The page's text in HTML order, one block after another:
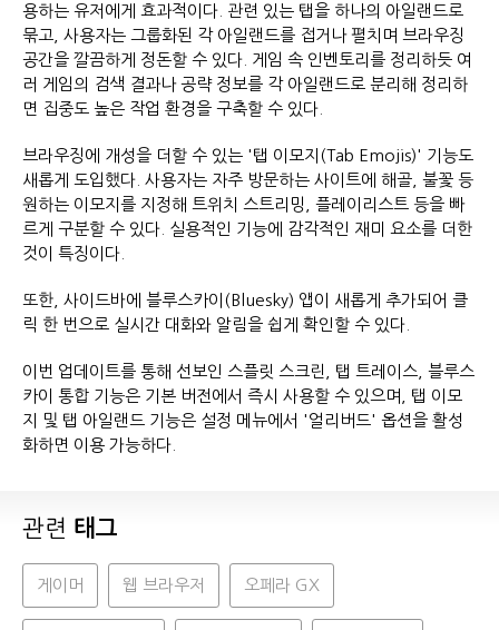
용하는 유저에게 효과적이다. 관련 있는 탭을 하나의 아일랜드로
묶고, 사용자는 그룹화된 각 아일랜드를 접거나 펼치며 브라우징
공간을 깔끔하게 정돈할 수 있다. 게임 속 인벤토리를 정리하듯 여
러 게임의 검색 결과나 공략 정보를 각 아일랜드로 분리해 정리하
면 집중도 높은 작업 환경을 구축할 수 있다.
브라우징에 개성을 더할 수 있는 '탭 이모지(Tab Emojis)' 기능도
새롭게 도입했다. 사용자는 자주 방문하는 사이트에 해골, 불꽃 등
원하는 이모지를 지정해 트위치 스트리밍, 플레이리스트 등을 빠
르게 구분할 수 있다. 실용적인 기능에 감각적인 재미 요소를 더한
것이 특징이다.
또한, 사이드바에 블루스카이(Bluesky) 앱이 새롭게 추가되어 클
릭 한 번으로 실시간 대화와 알림을 쉽게 확인할 수 있다.
이번 업데이트를 통해 선보인 스플릿 스크린, 탭 트레이스, 블루스
카이 통합 기능은 기본 버전에서 즉시 사용할 수 있으며, 탭 이모
지 및 탭 아일랜드 기능은 설정 메뉴에서 '얼리버드' 옵션을 활성
화하면 이용 가능하다.
관련 태그
게이머 웹 브라우저 오페라 GX